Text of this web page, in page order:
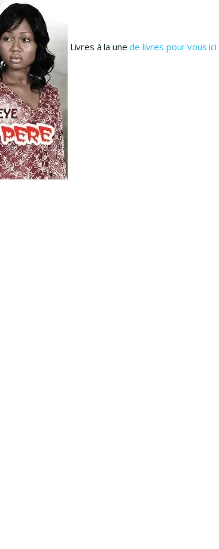
Livres à la unede livres pour vous ici